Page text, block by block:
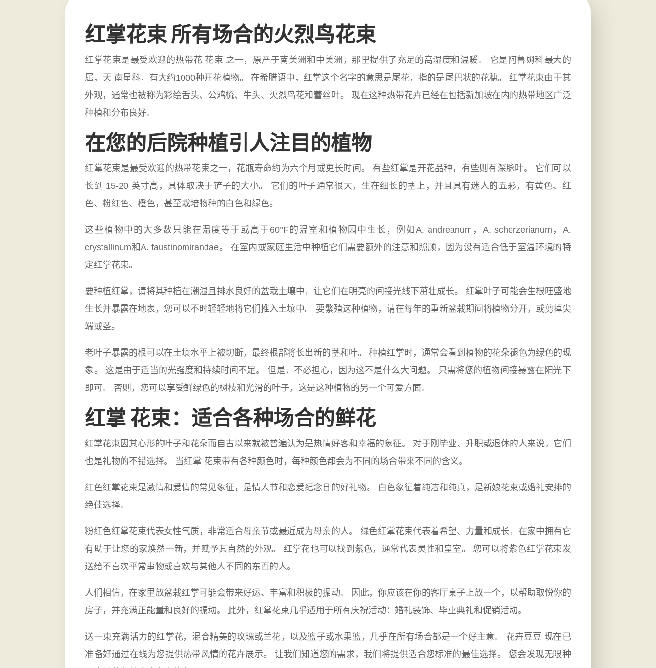
红掌花束 所有场合的火烈鸟花束
红掌花束是最受欢迎的热带花 花束 之一，原产于南美洲和中美洲，那里提供了充足的高湿度和温暖。 它是阿鲁姆科最大的
属，天 南星科，有大约1000种开花植物。 在希腊语中，红掌这个名字的意思是尾花，指的是尾巴状的花穗。 红掌花束由于其
外观，通常也被称为彩绘舌头、公鸡梳、牛头、火烈鸟花和蕾丝叶。 现在这种热带花卉已经在包括新加坡在内的热带地区广泛
种植和分布良好。
在您的后院种植引人注目的植物
红掌花束是最受欢迎的热带花束之一，花瓶寿命约为六个月或更长时间。 有些红掌是开花品种，有些则有深脉叶。 它们可以
长到 15-20 英寸高，具体取决于铲子的大小。 它们的叶子通常很大，生在细长的茎上，并且具有迷人的五彩，有黄色、红
色、粉红色、橙色，甚至栽培物种的白色和绿色。
这些植物中的大多数只能在温度等于或高于60°F的温室和植物园中生长，例如A. andreanum，A. scherzerianum，A.
crystallinum和A. faustinomirandae。 在室内或家庭生活中种植它们需要额外的注意和照顾，因为没有适合低于室温环境的特
定红掌花束。
要种植红掌，请将其种植在潮湿且排水良好的盆栽土壤中，让它们在明亮的间接光线下茁壮成长。 红掌叶子可能会生根旺盛地
生长并暴露在地表，您可以不时轻轻地将它们推入土壤中。 要繁殖这种植物，请在每年的重新盆栽期间将植物分开，或剪掉尖
端或茎。
老叶子暴露的根可以在土壤水平上被切断，最终根部将长出新的茎和叶。 种植红掌时，通常会看到植物的花朵褪色为绿色的现
象。 这是由于适当的光强度和持续时间不足。 但是，不必担心，因为这不是什么大问题。 只需将您的植物间接暴露在阳光下
即可。 否则，您可以享受鲜绿色的树枝和光滑的叶子，这是这种植物的另一个可爱方面。
红掌 花束：适合各种场合的鲜花
红掌花束因其心形的叶子和花朵而自古以来就被普遍认为是热情好客和幸福的象征。 对于刚毕业、升职或退休的人来说，它们
也是礼物的不错选择。 当红掌 花束带有各种颜色时，每种颜色都会为不同的场合带来不同的含义。
红色红掌花束是激情和爱情的常见象征，是情人节和恋爱纪念日的好礼物。 白色象征着纯洁和纯真，是新娘花束或婚礼安排的
绝佳选择。
粉红色红掌花束代表女性气质，非常适合母亲节或最近成为母亲的人。 绿色红掌花束代表着希望、力量和成长，在家中拥有它
有助于让您的家焕然一新，并赋予其自然的外观。 红掌花也可以找到紫色，通常代表灵性和皇室。 您可以将紫色红掌花束发
送给不喜欢平常事物或喜欢与其他人不同的东西的人。
人们相信，在家里放盆栽红掌可能会带来好运、丰富和积极的振动。 因此，你应该在你的客厅桌子上放一个，以帮助取悦你的
房子，并充满正能量和良好的振动。 此外，红掌花束几乎适用于所有庆祝活动：婚礼装饰、毕业典礼和促销活动。
送一束充满活力的红掌花，混合精美的玫瑰或兰花，以及篮子或水果篮，几乎在所有场合都是一个好主意。 花卉豆豆 现在已
准备好通过在线为您提供热带风情的花卉展示。 让我们知道您的需求，我们将提供适合您标准的最佳选择。 您会发现无限种